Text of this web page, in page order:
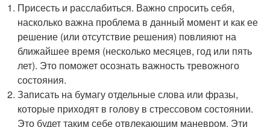
Присесть и расслабиться. Важно спросить себя,
насколько важна проблема в данный момент и как ее
решение (или отсутствие решения) повлияют на
ближайшее время (несколько месяцев, год или пять
лет). Это поможет осознать важность тревожного
состояния.
Записать на бумагу отдельные слова или фразы,
которые приходят в голову в стрессовом состоянии.
Это будет таким себе отвлекающим маневром. Эти